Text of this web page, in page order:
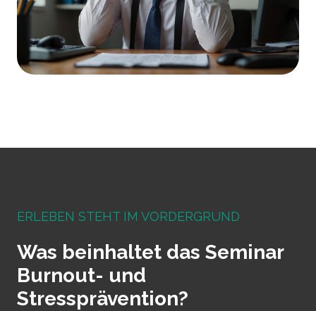
ERLEBEN STEHT IM VORDERGRUND
Was beinhaltet das Seminar
Burnout- und
Stressprävention?